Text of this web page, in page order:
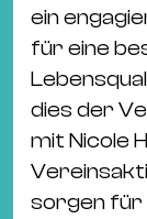
ein
für eine
dies der
mit Nicole
sorgen für